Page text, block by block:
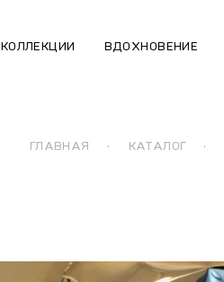
КОЛЛЕКЦИИ ВДОХНОВЕНИЕ
ГЛАВНАЯ · КАТАЛОГ ·